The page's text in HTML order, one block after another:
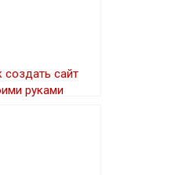
создать сайт
руками